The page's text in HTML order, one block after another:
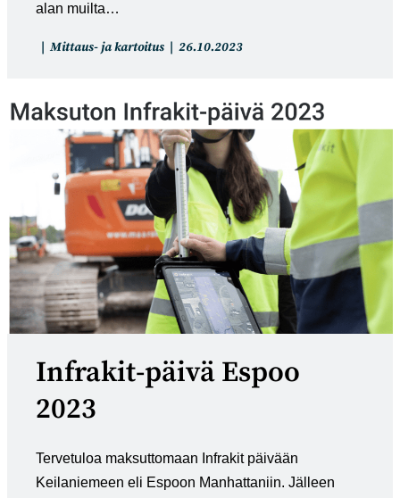
alan muilta…
Artikkelin
Mittaus- ja kartoitus
Artikkeli
26.10.2023
Infrakit-päivä Espoo
2023
Tervetuloa maksuttomaan Infrakit päivään
Keilaniemeen eli Espoon Manhattaniin. Jälleen